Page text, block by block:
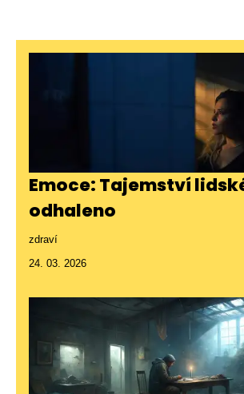
Emoce: Tajemství
odhaleno
zdraví
24. 03. 2026